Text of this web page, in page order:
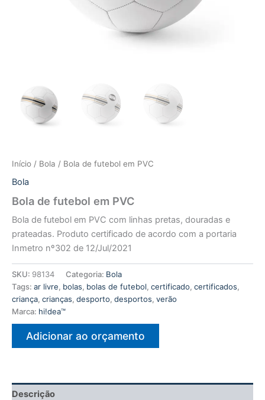
Início / Bola / Bola de futebol em PVC
Bola
Bola de futebol em PVC
Bola de futebol em PVC com linhas pretas, douradas e
prateadas. Produto certificado de acordo com a portaria
Inmetro nº302 de 12/Jul/2021
SKU: 98134 Categoria: Bola
Tags: ar livre, bolas, bolas de futebol, certificado, certificados,
criança, crianças, desporto, desportos, verão
Marca: hi!dea™
Adicionar ao orçamento
Descrição